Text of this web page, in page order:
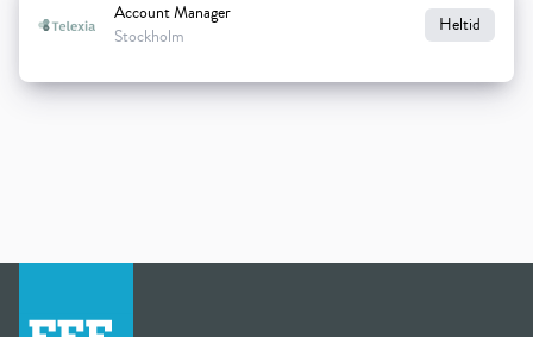
Account Manager
Stockholm
Heltid